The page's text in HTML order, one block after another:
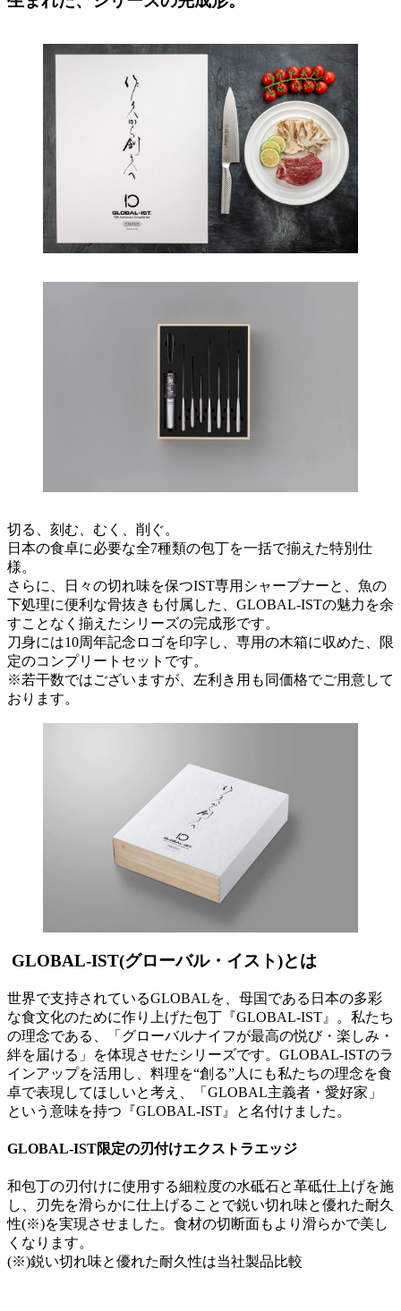
切る、刻む、むく、削ぐ。
日本の食卓に必要な全7種類の包丁を一括で揃えた特別仕
様。
さらに、日々の切れ味を保つIST専用シャープナーと、魚の
下処理に便利な骨抜きも付属した、GLOBAL-ISTの魅力を余
すことなく揃えたシリーズの完成形です。
刀身には10周年記念ロゴを印字し、専用の木箱に収めた、限
定のコンプリートセットです。
※若干数ではございますが、左利き用も同価格でご用意して
おります。
GLOBAL-IST(グローバル・イスト)とは
世界で支持されているGLOBALを、母国である日本の多彩
な食文化のために作り上げた包丁『GLOBAL-IST』。私たち
の理念である、「グローバルナイフが最高の悦び・楽しみ・
絆を届ける」を体現させたシリーズです。GLOBAL-ISTのラ
インアップを活用し、料理を“創る”人にも私たちの理念を食
卓で表現してほしいと考え、「GLOBAL主義者・愛好家」
という意味を持つ『GLOBAL-IST』と名付けました。
GLOBAL-IST限定の刃付けエクストラエッジ
和包丁の刃付けに使用する細粒度の水砥石と革砥仕上げを施
し、刃先を滑らかに仕上げることで鋭い切れ味と優れた耐久
性(※)を実現させました。食材の切断面もより滑らかで美し
くなります。
(※)鋭い切れ味と優れた耐久性は当社製品比較